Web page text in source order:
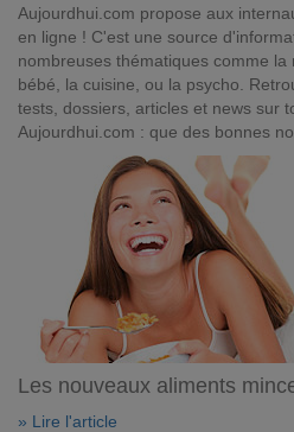
Aujourdhui.com propose aux
en ligne ! C'est une source
nombreuses thématiques comme la
bébé, la cuisine, ou la psycho.
tests, dossiers, articles et news sur
Aujourdhui.com : que des bonnes
Les nouveaux aliments
» Lire l'article